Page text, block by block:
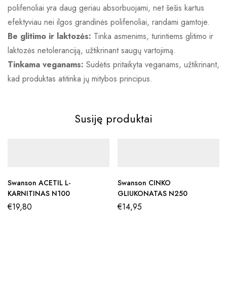
polifenoliai yra daug geriau absorbuojami, net šešis kartus
efektyviau nei ilgos grandinės polifenoliai, randami gamtoje.
Be glitimo ir laktozės: Tinka asmenims, turintiems glitimo ir
laktozės netoleranciją, užtikrinant saugų vartojimą.
Tinkama veganams: Sudėtis pritaikyta veganams, užtikrinant,
kad produktas atitinka jų mitybos principus.
Susiję produktai
Swanson ACETIL L-
KARNITINAS N100
€19,80
Swanson CINKO
GLIUKONATAS N250
€14,95